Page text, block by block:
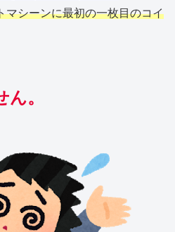
マシーンに最初の一枚目のコイ
。